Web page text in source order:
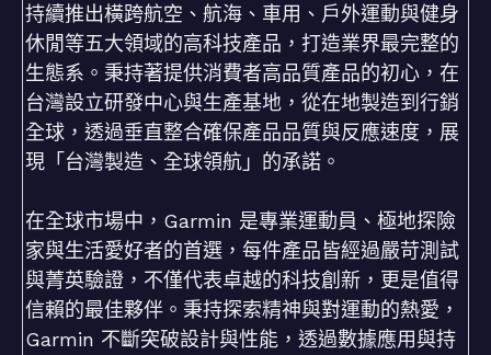
持續推出橫跨航空、航海、車用、戶外運動與健身
休閒等五大領域的高科技產品，打造業界最完整的
生態系。秉持著提供消費者高品質產品的初心，在
台灣設立研發中心與生產基地，從在地製造到行銷
全球，透過垂直整合確保產品品質與反應速度，展
現「台灣製造、全球領航」的承諾。
在全球市場中，Garmin 是專業運動員、極地探險
家與生活愛好者的首選，每件產品皆經過嚴苛測試
與菁英驗證，不僅代表卓越的科技創新，更是值得
信賴的最佳夥伴。秉持探索精神與對運動的熱愛，
Garmin 不斷突破設計與性能，透過數據應用與持